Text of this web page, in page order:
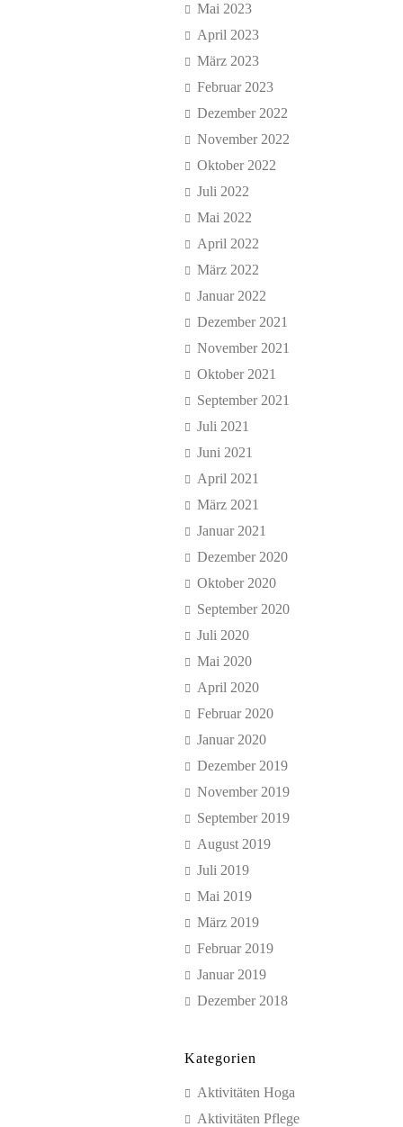
Mai 2023
April 2023
März 2023
Februar 2023
Dezember 2022
November 2022
Oktober 2022
Juli 2022
Mai 2022
April 2022
März 2022
Januar 2022
Dezember 2021
November 2021
Oktober 2021
September 2021
Juli 2021
Juni 2021
April 2021
März 2021
Januar 2021
Dezember 2020
Oktober 2020
September 2020
Juli 2020
Mai 2020
April 2020
Februar 2020
Januar 2020
Dezember 2019
November 2019
September 2019
August 2019
Juli 2019
Mai 2019
März 2019
Februar 2019
Januar 2019
Dezember 2018
Kategorien
Aktivitäten Hoga
Aktivitäten Pflege